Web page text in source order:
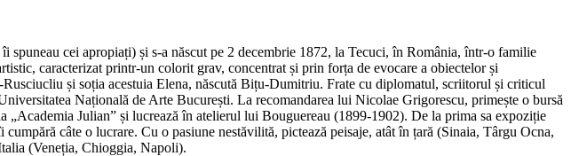
cei apropiați) și s-a născut pe 2 decembrie 1872, la Tecuci, în România, într-o familie
caracterizat printr-un colorit grav, concentrat și prin forța de evocare a obiectelor și
și soția acestuia Elena, născută Bițu-Dumitriu. Frate cu diplomatul, scriitorul și criticul
Națională de Arte București. La recomandarea lui Nicolae Grigorescu, primește o bursă
Julian” și lucrează în atelierul lui Bouguereau (1899-1902). De la prima sa expoziție
câte o lucrare. Cu o pasiune nestăvilită, pictează peisaje, atât în țară (Sinaia, Târgu Ocna,
(Veneția, Chioggia, Napoli).